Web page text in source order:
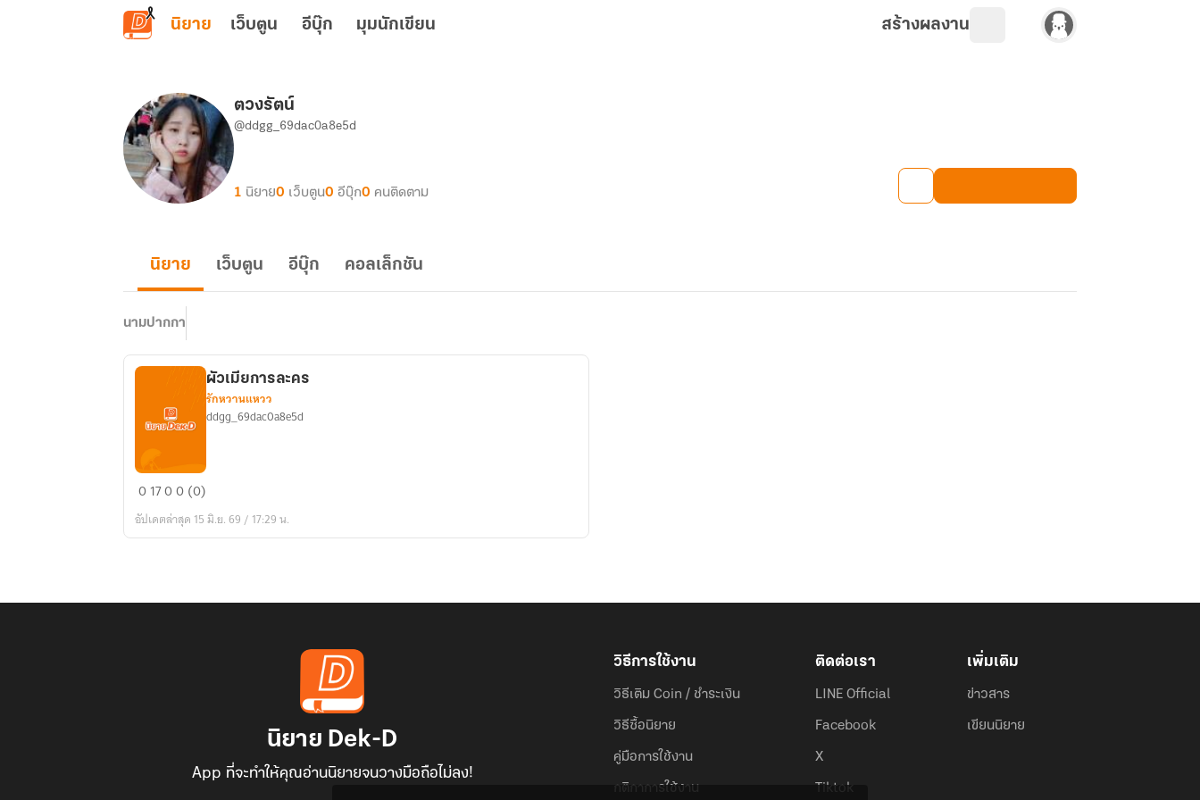
ข้ามไปยังเนื้อหาหลัก
นิยาย เว็บตูน อีบุ๊ก มุมนักเขียน สร้างผลงาน
ตวงรัตน์
@ddgg_69dac0a8e5d
1 นิยาย0 เว็บตูน0 อีบุ๊ก0 คนติดตาม
นิยาย เว็บตูน อีบุ๊ก คอลเล็กชัน
นามปากกา
ผัว
การ
ผัวเมียการละคร
รักหวานแหวว
ddgg_69dac0a8e5d
01700 (0)
อัปเดตล่าสุด 15 มิ.ย. 69 / 17:29 น.
นิยาย Dek-D
App ที่จะทำให้คุณอ่านนิยายจนวางมือถือไม่ลง!
วิธีการใช้งาน
วิธีเติม Coin / ชำระเงิน
วิธีซื้อนิยาย
คู่มือการใช้งาน
กติกาการใช้งาน
ติดต่อเรา
LINE Official
Facebook
X
Tiktok
เพิ่มเติม
ข่าวสาร
เขียนนิยาย